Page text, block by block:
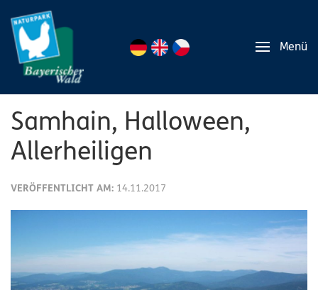
Menü
Samhain, Halloween,
Allerheiligen
VERÖFFENTLICHT AM: 14.11.2017